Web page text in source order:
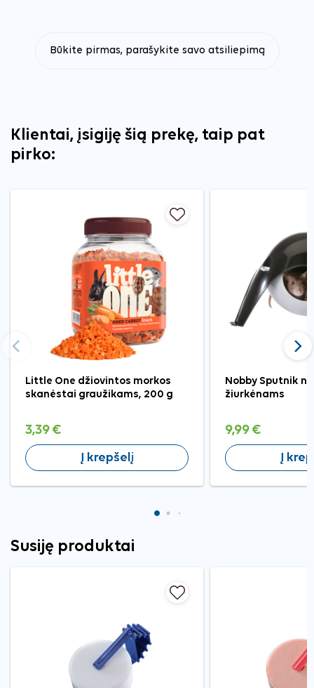
Būkite pirmas, parašykite savo atsiliepimą
Klientai, įsigiję šią prekę, taip pat
pirko:
Little One džiovintos morkos
skanėstai graužikams, 200 g
3,39 €
Į krepšelį
Nobby Sputnik
žiurkėnams
9,99 €
Į
Ankstesnis
Susiję produktai